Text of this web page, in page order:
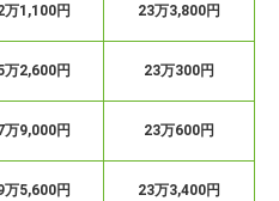
万1,100円 23万3,800円
万2,600円 23万300円
万9,000円 23万600円
万5,600円 23万3,400円